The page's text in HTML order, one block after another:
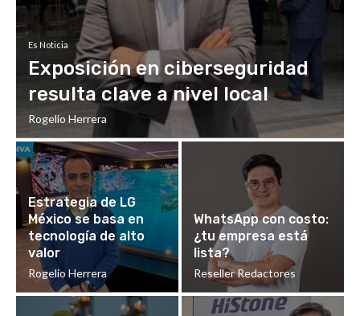
Es Noticia
Exposición en ciberseguridad
resulta clave a nivel local
Rogelio Herrera
Estrategia de LG
México se basa en
tecnología de alto
valor
Rogelio Herrera
WhatsApp con costo:
¿tu empresa está
lista?
Reseller Redactores